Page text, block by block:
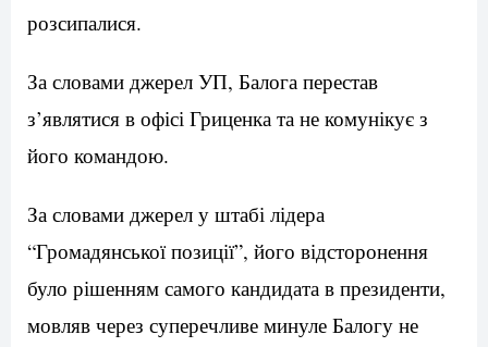
розсипалися.
За словами джерел УП, Балога перестав
з’являтися в офісі Гриценка та не комунікує з
його командою.
За словами джерел у штабі лідера
“Громадянської позиції”, його відсторонення
було рішенням самого кандидата в президенти,
мовляв через суперечливе минуле Балогу не